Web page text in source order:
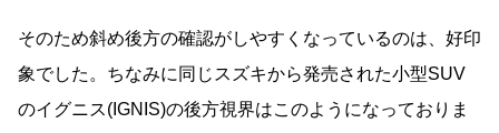
そのため斜め後方の確認がしやすくなっているのは、好印
象でした。ちなみに同じスズキから発売された小型SUV
のイグニス(IGNIS)の後方視界はこのようになっておりま